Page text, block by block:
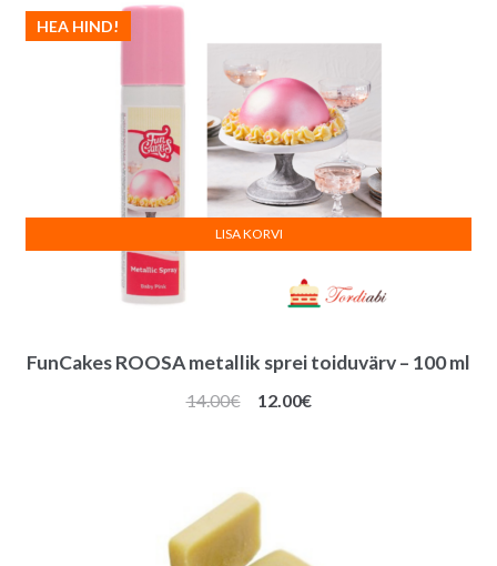
FunCakes ROOSA metallik sprei toiduvärv – 100 ml
HEA HIND!
14.00€
Algne
12.00€Praegune
LISA KORVI